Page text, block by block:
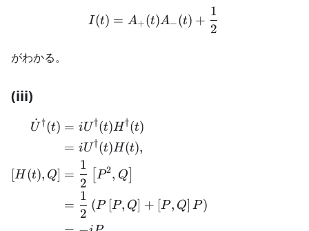
I(t) = A+(t)A−(t) +
2
1
がわかる。
(iii)
U
˙ †(t)
[H (t), Q]
= iU†(t)H†(t)
= iU†(t)H(t),
=
2
1
P2, Q
=
2
1
(P [P, Q] + [P, Q] P)